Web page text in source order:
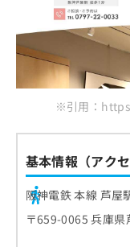
※引用：
基本情報（アク
阪神電鉄 本線 芦屋
〒659-0065 兵庫